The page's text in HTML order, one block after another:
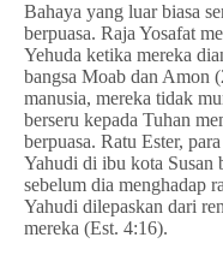
Bahaya yang luar biasa
berpuasa. Raja Yosafat
Yehuda ketika mereka
bangsa Moab dan Amon
manusia, mereka tidak
berseru kepada Tuhan
berpuasa. Ratu Ester,
Yahudi di ibu kota Susan
sebelum dia menghadap
Yahudi dilepaskan dari
mereka (Est. 4:16).